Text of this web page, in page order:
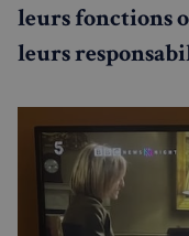
leurs fonctions
leurs